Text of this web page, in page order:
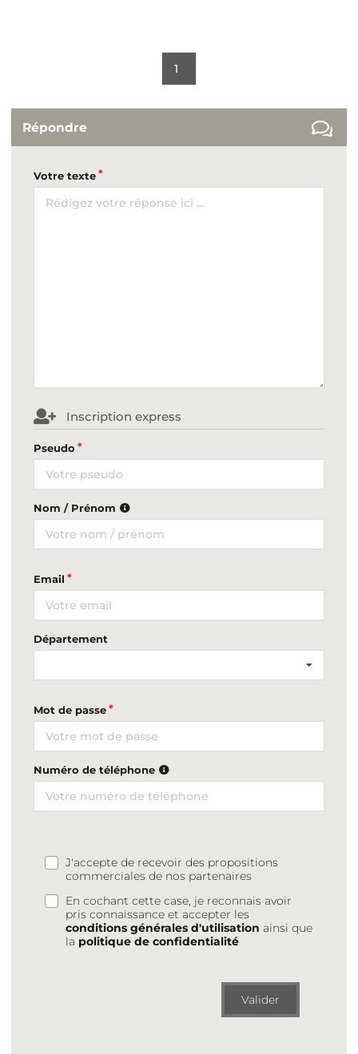
1
Répondre
Votre texte
Inscription express
Pseudo
Nom / Prénom
Email
Département
Mot de passe
Numéro de téléphone
J'accepte de recevoir des propositions
commerciales de nos partenaires
En cochant cette case, je reconnais avoir
pris connaissance et accepter les
conditions générales d'utilisation ainsi que
la politique de confidentialité
Valider